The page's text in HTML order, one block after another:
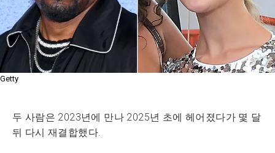
Getty
두 사람은 2023년에 만나 2025년 초에 헤어졌다가 몇 달
뒤 다시 재결합했다.